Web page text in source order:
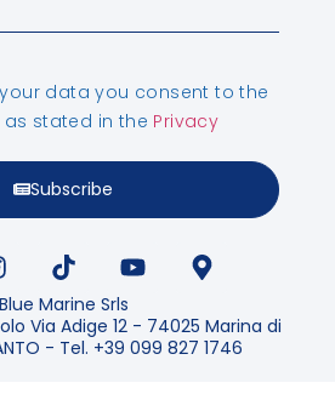
data you consent to the
stated in the Privacy
Subscribe
Blue Marine Srls
Via Adige 12 - 74025 Marina di
- Tel. +39 099 827 1746